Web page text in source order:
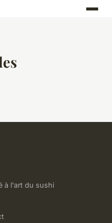
à l'art du sushi